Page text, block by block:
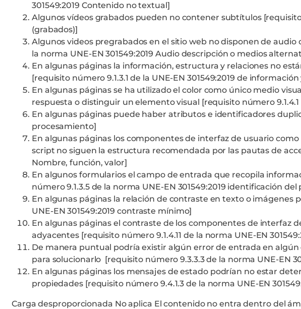
301549:2019 Contenido no textual]
Algunos vídeos grabados pueden no contener subtítulos
(grabados)]
Algunos videos pregrabados en el sitio web no disponen de audio
la norma UNE-EN 301549:2019 Audio descripción o medios
En algunas páginas la información, estructura y relaciones no
[requisito número 9.1.3.1 de la UNE-EN 301549:2019 de
En algunas páginas se ha utilizado el color como único medio
respuesta o distinguir un elemento visual [requisito número 9.1.4.1
En algunas páginas puede haber atributos e identificadores
procesamiento]
En algunas páginas los componentes de interfaz de usuario
script no siguen la estructura recomendada por las pautas de
Nombre, función, valor]
En algunos formularios el campo de entrada que recopila
número 9.1.3.5 de la norma UNE-EN 301549:2019 identificación
En algunas páginas la relación de contraste en texto o imágenes
UNE-EN 301549:2019 contraste mínimo]
En algunas páginas el contraste de los componentes de interfaz
adyacentes [requisito número 9.1.4.11 de la norma UNE-EN
De manera puntual podría existir algún error de entrada en
para solucionarlo [requisito número 9.3.3.3 de la norma UNE-EN
En algunas páginas los mensajes de estado podrían no estar
propiedades [requisito número 9.4.1.3 de la norma UNE-EN
Carga desproporcionada No aplica El contenido no entra dentro del